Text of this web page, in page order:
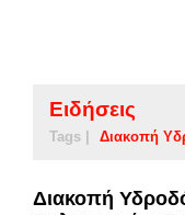
Ειδήσεις
Tags | Διακοπή
Διακοπή